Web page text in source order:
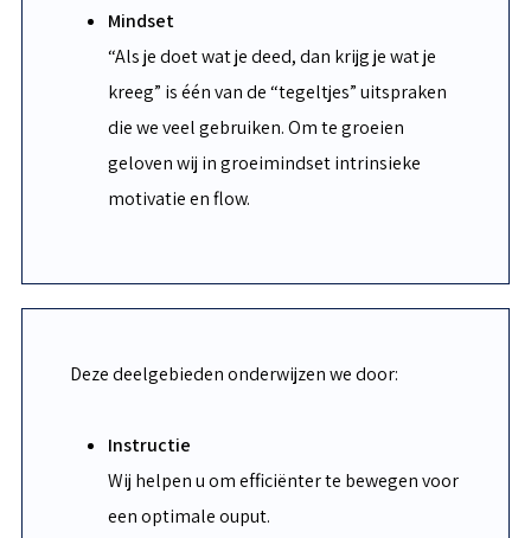
Mindset
“Als je doet wat je deed, dan krijg je wat je
kreeg” is één van de “tegeltjes” uitspraken
die we veel gebruiken. Om te groeien
geloven wij in groeimindset intrinsieke
motivatie en flow.
Deze deelgebieden onderwijzen we door:
Instructie
Wij helpen u om efficiënter te bewegen voor
een optimale ouput.